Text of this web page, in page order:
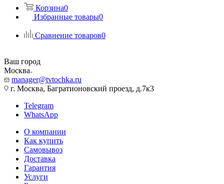
Корзина0
Избранные товары0
Сравнение товаров0
Ваш город
Москва
manager@tvtochka.ru
г. Москва, Багратионовский проезд, д.7к3
Telegram
WhatsApp
О компании
Как купить
Самовывоз
Доставка
Гарантия
Услуги